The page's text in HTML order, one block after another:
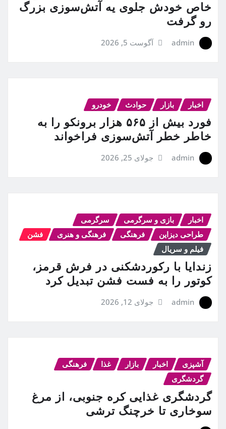
خاص خودش جلوی یه آتش‌سوزی بزرگ
رو گرفت
admin آگوست 5, 2026
اخبار بازار حوادث خودرو
فورد بیش از ۵۶۵ هزار برونکو را به
خاطر خطر آتش‌سوزی فراخواند
admin جولای 25, 2026
اخبار بازی و سرگرمی
سرگرمی
طراحی دیزاین
فرهنگی فرهنگی و هنری
فشن
فیلم و سریال
زندایا با رکوردشکنی در فرش قرمز،
کوتور را به فست فشن تبدیل کرد
admin جولای 12, 2026
آشپزی اخبار بازار غذا
فرهنگی
گردشگری
گردشگری غذایی کره جنوبی، از مرغ
سوخاری تا خرچنگ ترشی